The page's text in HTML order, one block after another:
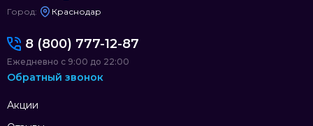
Город: Краснодар
Акции
8 (800) 777-12-87
Ежедневно с 9:00 до 22:00
Обратный звонок